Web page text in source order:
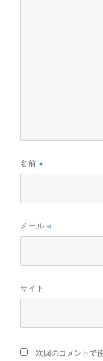
名前※
メール※
サイト
次回のコメントで